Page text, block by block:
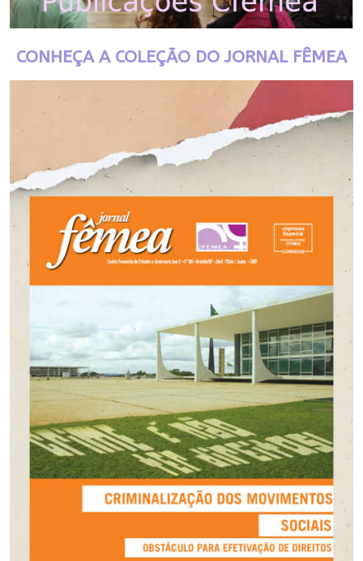
CONHEÇA A COLEÇÃO DO JORNAL FÊMEA